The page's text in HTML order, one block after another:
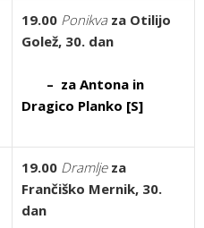
19.00 Ponikva za Otilijo
Golež, 30. dan
– za Antona in
Dragico Planko [S]
19.00 Dramlje za
Frančiško Mernik, 30.
dan